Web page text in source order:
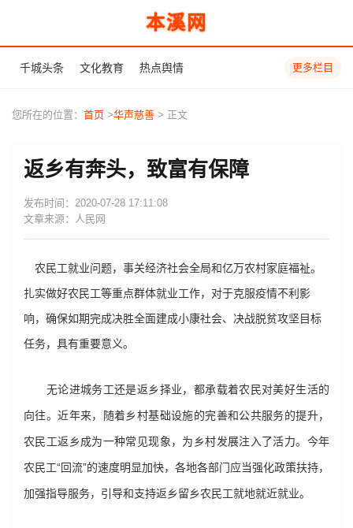
本溪网
千城头条 文化教育 热点舆情 更多栏目
您所在的位置： 首页 >华声慈善 > 正文
返乡有奔头，致富有保障
发布时间：2020-07-28 17:11:08
文章来源：人民网
农民工就业问题，事关经济社会全局和亿万农村家庭福祉。
扎实做好农民工等重点群体就业工作，对于克服疫情不利影
响，确保如期完成决胜全面建成小康社会、决战脱贫攻坚目标
任务，具有重要意义。
无论进城务工还是返乡择业，都承载着农民对美好生活的
向往。近年来，随着乡村基础设施的完善和公共服务的提升，
农民工返乡成为一种常见现象，为乡村发展注入了活力。今年
农民工“回流”的速度明显加快，各地各部门应当强化政策扶持，
加强指导服务，引导和支持返乡留乡农民工就地就近就业。